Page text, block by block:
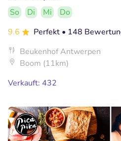
So Di Mi
Do
9.6
Perfekt • 148
Beukenhof Antwerpen
Boom (11km)
Verkauft: 432